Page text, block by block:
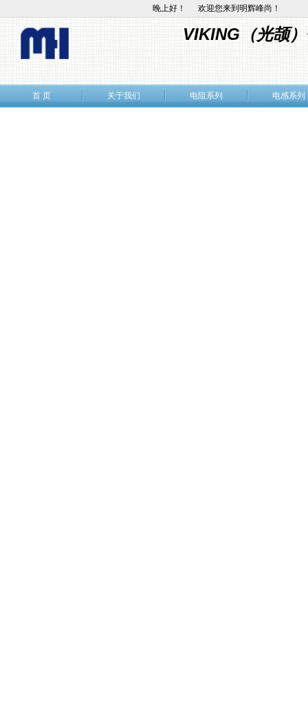
晚上好！ 欢迎您来到明辉峰尚！
VIKING（光颉
首 页 关于我们 电阻系列 电感系列